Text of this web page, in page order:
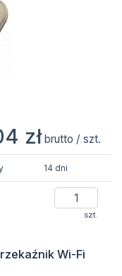
zł brutto / szt.
14 dni
szt.
Wi-Fi